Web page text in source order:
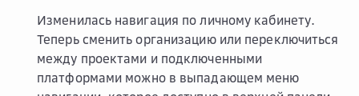
Изменилась навигация по личному кабинету.
Теперь сменить организацию или переключиться
между проектами и подключенными
платформами можно в выпадающем меню